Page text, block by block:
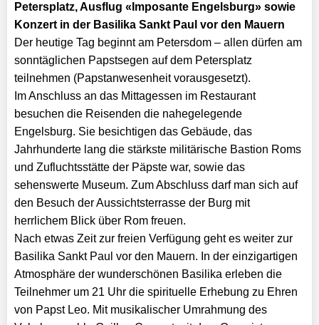
Petersplatz, Ausflug «Imposante Engelsburg» sowie
Konzert in der Basilika Sankt Paul vor den Mauern
Der heutige Tag beginnt am Petersdom – allen dürfen am
sonntäglichen Papstsegen auf dem Petersplatz
teilnehmen (Papstanwesenheit vorausgesetzt).
Im Anschluss an das Mittagessen im Restaurant
besuchen die Reisenden die nahegelegende
Engelsburg. Sie besichtigen das Gebäude, das
Jahrhunderte lang die stärkste militärische Bastion Roms
und Zufluchtsstätte der Päpste war, sowie das
sehenswerte Museum. Zum Abschluss darf man sich auf
den Besuch der Aussichtsterrasse der Burg mit
herrlichem Blick über Rom freuen.
Nach etwas Zeit zur freien Verfügung geht es weiter zur
Basilika Sankt Paul vor den Mauern. In der einzigartigen
Atmosphäre der wunderschönen Basilika erleben die
Teilnehmer um 21 Uhr die spirituelle Erhebung zu Ehren
von Papst Leo. Mit musikalischer Umrahmung des